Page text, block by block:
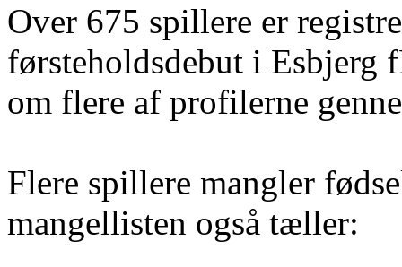
Over 675 spillere er
førsteholdsdebut i Esbjerg
om flere af profilerne
Flere spillere mangler
mangellisten også tæller: